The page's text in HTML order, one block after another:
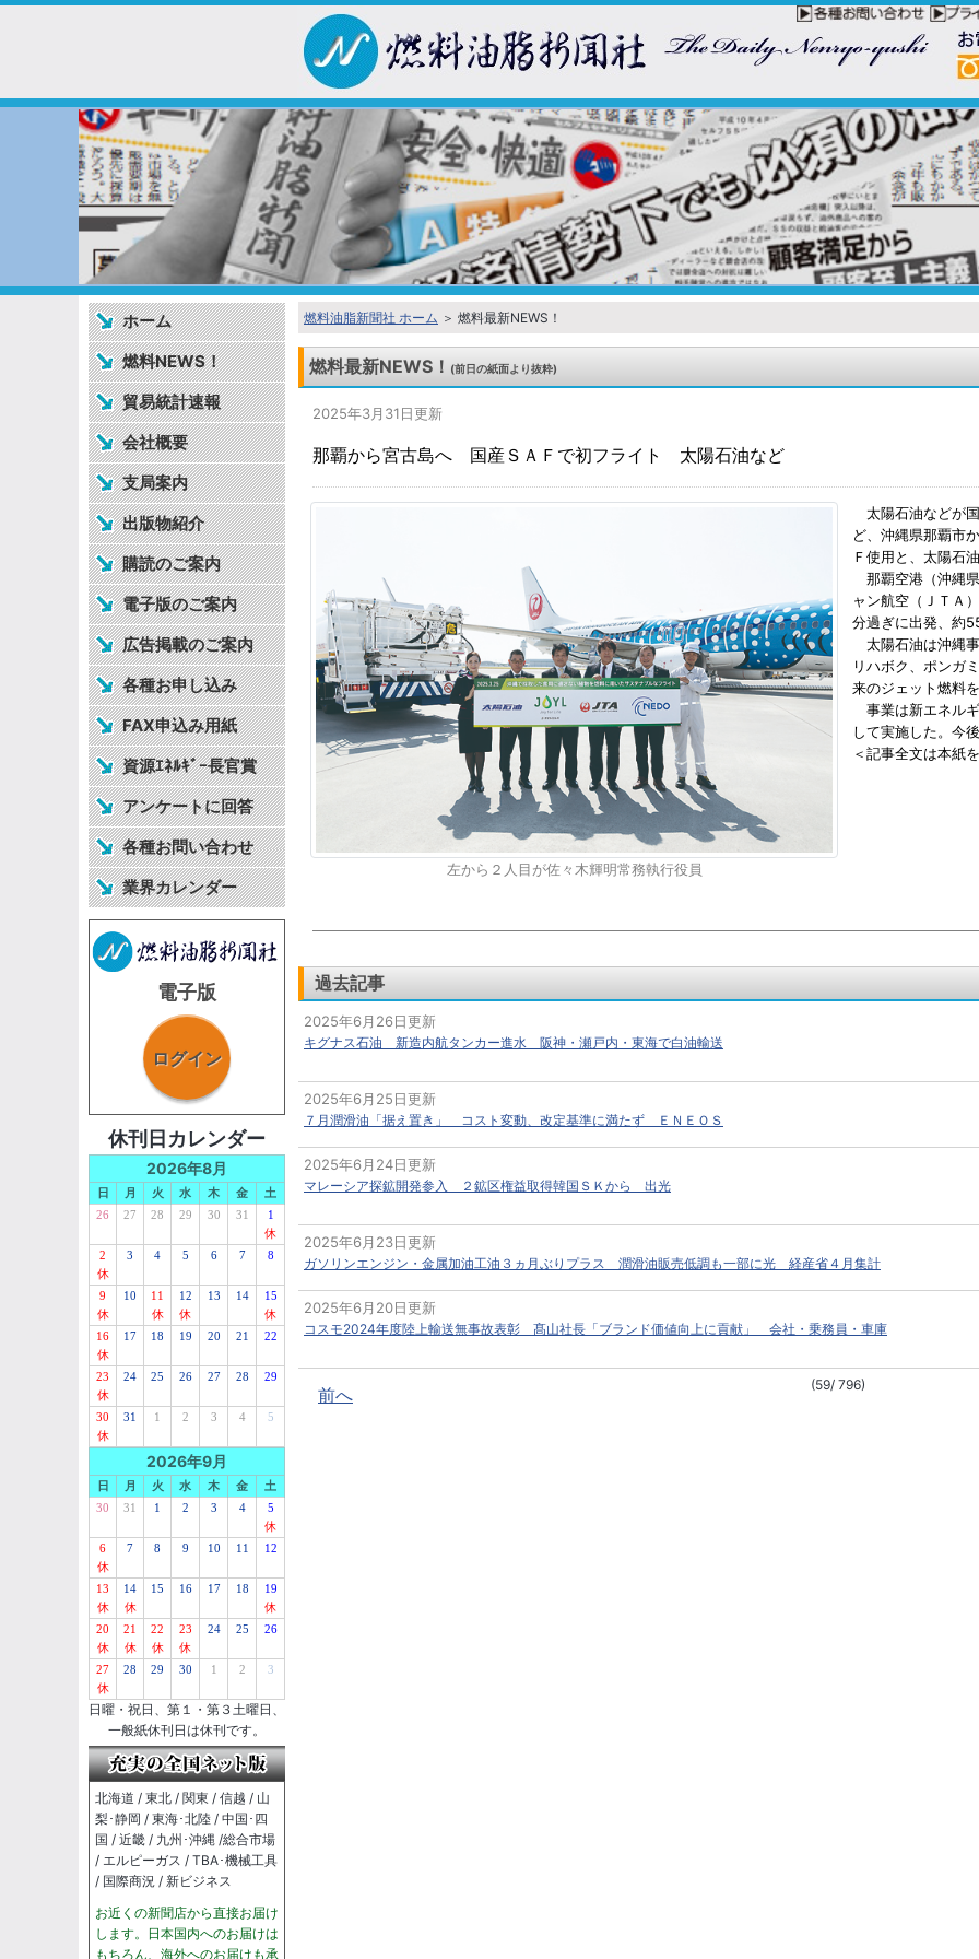
ホーム
燃料NEWS！
貿易統計速報
会社概要
支局案内
出版物紹介
購読のご案内
電子版のご案内
広告掲載のご案内
各種お申し込み
FAX申込み用紙
資源ｴﾈﾙｷﾞｰ長官賞
アンケートに回答
各種お問い合わせ
業界カレンダー
電子版
ログイン
休刊日カレンダー
2026年8月
日 月 火 水 木 金
土
26
27 28 29 30 31
1
休
2
休
3 4 5 6 7 8
9
休
10
11
休
12
休
13 14
15
休
16
休
17 18 19 20 21 22
23
休
24 25 26 27 28 29
30
休
31 1 2 3 4 5
2026年9月
日 月 火 水 木 金
土
30
31 1 2 3 4
5
休
6
休
7 8 9 10 11 12
13
休
14
休
15 16 17 18
19
休
20
休
21
休
22
休
23
休
24 25 26
27
休
28 29 30 1 2 3
日曜・祝日、第１・第３土曜日、
一般紙休刊日は休刊です。
北海道 / 東北 / 関東 / 信越 / 山
梨･静岡 / 東海･北陸 / 中国･四
国 / 近畿 / 九州･沖縄 /総合市場
/ エルピーガス / TBA･機械工具
/ 国際商況 / 新ビジネス
お近くの新聞店から直接お届け
します。日本国内へのお届けは
もちろん、海外へのお届けも承
燃料油脂新聞社 ホーム ＞ 燃料最新NEWS！
燃料最新NEWS！ (前日の紙面より抜粋)
2025年3月31日更新
那覇から宮古島へ 国産ＳＡＦで初フライト 太陽石油など
左から２人目が佐々木輝明常務執行役員
太陽石油などが
ど、沖縄県那覇市
Ｆ使用と、太陽石
那覇空港（沖縄
ャン航空（ＪＴＡ
分過ぎに出発、約
太陽石油は沖縄
リハボク、ポンガ
来のジェット燃料
事業は新エネル
して実施した。今
＜記事全文は本紙
過去記事
2025年6月26日更新
キグナス石油 新造内航タンカー進水 阪神・瀬戸内・東海で白油輸送
2025年6月25日更新
７月潤滑油「据え置き」 コスト変動、改定基準に満たず ＥＮＥＯＳ
2025年6月24日更新
マレーシア探鉱開発参入 ２鉱区権益取得韓国ＳＫから 出光
2025年6月23日更新
ガソリンエンジン・金属加油工油３ヵ月ぶりプラス 潤滑油販売低調も一部に光 経産省４月集計
2025年6月20日更新
コスモ2024年度陸上輸送無事故表彰 髙山社長「ブランド価値向上に貢献」 会社・乗務員・車庫
前へ (59/ 796)